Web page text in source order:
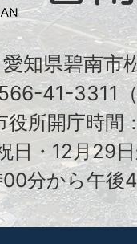
知県碧南市
41-3311
役所開庁時間
日・12月29
分から午後